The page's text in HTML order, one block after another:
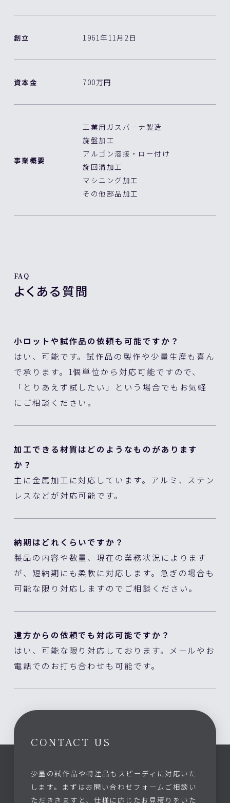
創立 1961年11月2日
資本金 700万円
事業概要
工業用ガスバーナ製造
旋盤加工
アルゴン溶接・ロー付け
旋回溝加工
マシニング加工
その他部品加工
FAQ
よくある質問
小ロットや試作品の依頼も可能ですか？
はい、可能です。試作品の製作や少量生産も喜ん
で承ります。1個単位から対応可能ですので、
「とりあえず試したい」という場合でもお気軽
にご相談ください。
加工できる材質はどのようなものがあります
か？
主に金属加工に対応しています。アルミ、ステン
レスなどが対応可能です。
納期はどれくらいですか？
製品の内容や数量、現在の業務状況によります
が、短納期にも柔軟に対応します。急ぎの場合も
可能な限り対応しますのでご相談ください。
遠方からの依頼でも対応可能ですか？
はい、可能な限り対応しております。メールやお
電話でのお打ち合わせも可能です。
CONTACT US
少量の試作品や特注品もスピーディに対応いた
します。まずはお問い合わせフォームご相談い
ただききますと、仕様に応じたお見積りをいた